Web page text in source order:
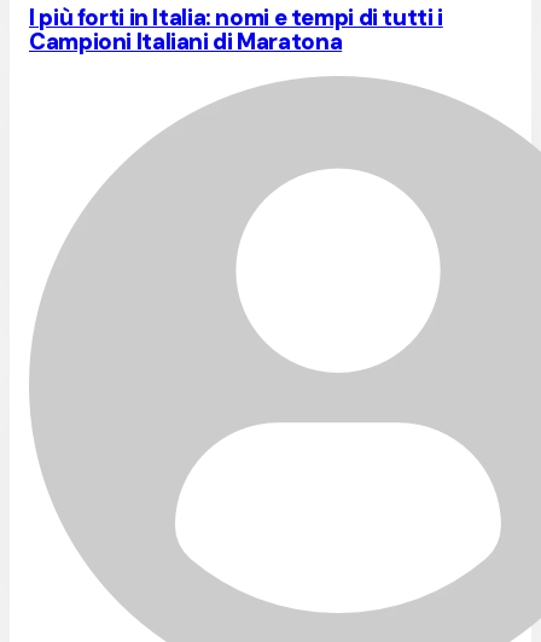
I più forti in Italia: nomi e tempi di tutti i
Campioni Italiani di Maratona